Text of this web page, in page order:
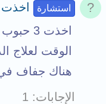
استشارة
اخذت 3 حبوب من
اخذت
الوقت لعلاج
هناك جفاف
الإجابات
1